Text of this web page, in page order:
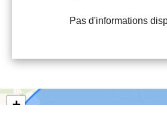
Pas d'informations
+